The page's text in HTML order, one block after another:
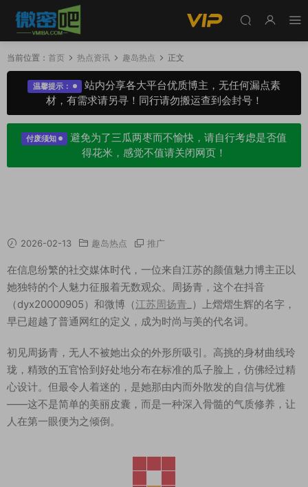
当前位置： 首页 热点资讯 趣岛热点 正文
温馨提示：
站内分享各大平台优质博主，无任何漏点素
材，有需求请另寻！同行请勿搬运查到会封号！
付废须知
避免为了三瓜两枣而不愉快，请自行考虑是否值
得花米，感觉不值请关闭网页！
2026-02-13 趣岛热点 推广
在信息纷繁的社交媒体时代，一位来自江苏的颜值魅力博主正以
她独特的个人魅力征服着无数观众。周扬青，这个在抖音
（dyx20000905）和微博（江苏周扬青 _）上熠熠生辉的名字，
早已超越了普通网红的定义，成为时尚与美的代名词。
初见周扬青，无人不被她出众的外形所吸引。高挑的身材曲线玲
珑，精致的五官恰到好处地分布在标准的瓜子脸上，仿佛经过精
心设计。但最令人着迷的，是她那由内而外散发的自信与优雅
——这不是简单的美丽皮囊，而是一种深入骨髓的气质修养，让
人在第一眼便为之倾倒。